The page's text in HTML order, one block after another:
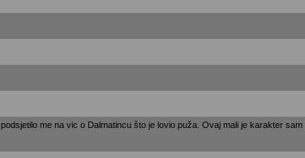
me na vic o Dalmatincu što je lovio puža. Ovaj mali je karakter